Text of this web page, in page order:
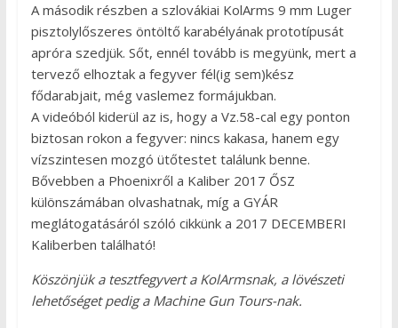
A második részben a szlovákiai KolArms 9 mm Luger
pisztolylőszeres öntöltő karabélyának prototípusát
apróra szedjük. Sőt, ennél tovább is megyünk, mert a
tervező elhoztak a fegyver fél(ig sem)kész
fődarabjait, még vaslemez formájukban.
A videóból kiderül az is, hogy a Vz.58-cal egy ponton
biztosan rokon a fegyver: nincs kakasa, hanem egy
vízszintesen mozgó ütőtestet találunk benne.
Bővebben a Phoenixről a Kaliber 2017 ŐSZ
különszámában olvashatnak, míg a GYÁR
meglátogatásáról szóló cikkünk a 2017 DECEMBERI
Kaliberben található!
Köszönjük a tesztfegyvert a KolArmsnak, a lövészeti
lehetőséget pedig a Machine Gun Tours-nak.